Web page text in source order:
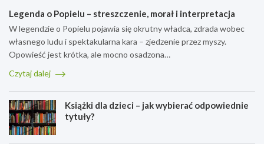
o
s
t
k
i
z
y
c
i
a
n
c
e
p
c
j
s
y
n
t
w
o
c
z
e
s
y
g
ł
o
Legenda o Popielu – streszczenie, morał i interpretacja
W legendzie o Popielu pojawia się okrutny władca, zdrada wobec
własnego ludu i spektakularna kara – zjedzenie przez myszy.
Opowieść jest krótka, ale mocno osadzona…
Czytaj dalej
Książki dla dzieci – jak wybierać odpowiednie
tytuły?